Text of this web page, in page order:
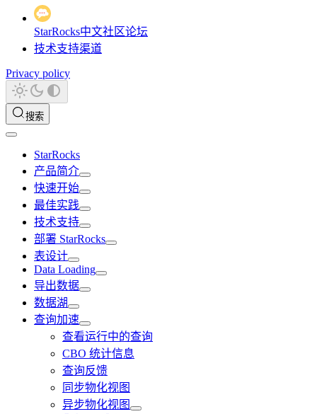
StarRocks中文社区论坛
技术支持渠道
Privacy policy
搜索
StarRocks
产品简介
快速开始
最佳实践
技术支持
部署 StarRocks
表设计
Data Loading
导出数据
数据湖
查询加速
查看运行中的查询
CBO 统计信息
查询反馈
同步物化视图
异步物化视图